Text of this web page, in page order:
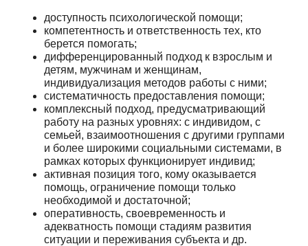
доступность психологической помощи;
компетентность и ответственность тех, кто
берется помогать;
дифференцированный подход к взрослым и
детям, мужчинам и женщинам,
индивидуализация методов работы с ними;
систематичность предоставления помощи;
комплексный подход, предусматривающий
работу на разных уровнях: с индивидом, с
семьей, взаимоотношения с другими группами
и более широкими социальными системами, в
рамках которых функционирует индивид;
активная позиция того, кому оказывается
помощь, ограничение помощи только
необходимой и достаточной;
оперативность, своевременность и
адекватность помощи стадиям развития
ситуации и переживания субъекта и др.